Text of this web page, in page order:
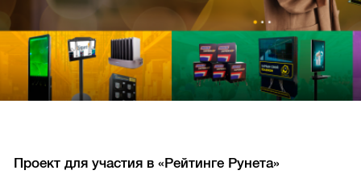
Проект для участия в «Рейтинге Рунета»